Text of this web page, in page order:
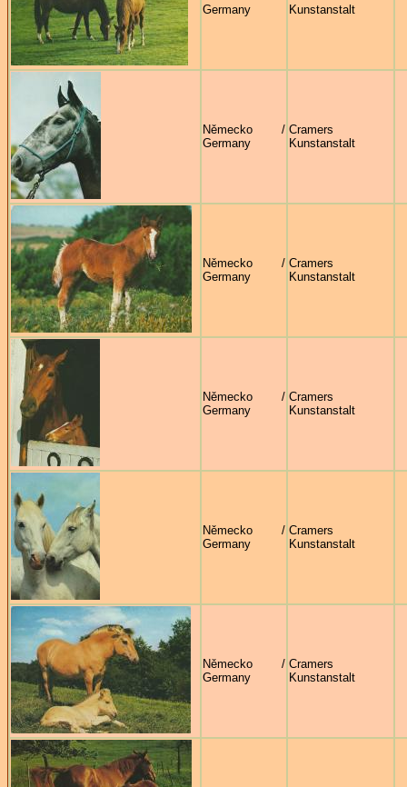
Germany
Kunstanstalt
Německo /
Germany
Cramers
Kunstanstalt
Německo /
Germany
Cramers
Kunstanstalt
Německo /
Germany
Cramers
Kunstanstalt
Německo /
Germany
Cramers
Kunstanstalt
Německo /
Germany
Cramers
Kunstanstalt